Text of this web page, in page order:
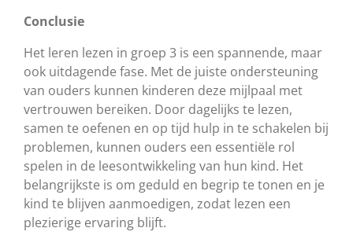
Conclusie
Het leren lezen in groep 3 is een spannende, maar
ook uitdagende fase. Met de juiste ondersteuning
van ouders kunnen kinderen deze mijlpaal met
vertrouwen bereiken. Door dagelijks te lezen,
samen te oefenen en op tijd hulp in te schakelen bij
problemen, kunnen ouders een essentiële rol
spelen in de leesontwikkeling van hun kind. Het
belangrijkste is om geduld en begrip te tonen en je
kind te blijven aanmoedigen, zodat lezen een
plezierige ervaring blijft.